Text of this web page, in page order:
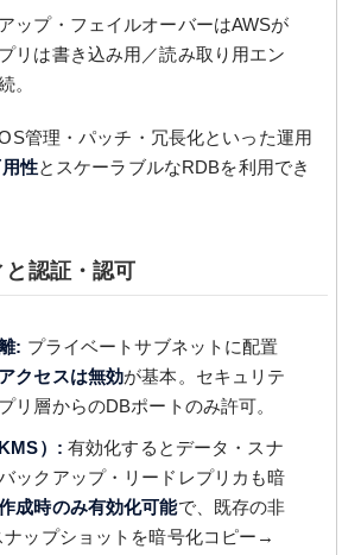
ップ・フェイルオーバーはAWSが
リは書き込み用／読み取り用エン
。
管理・パッチ・冗長化といった運用
性とスケーラブルなRDBを利用でき
認証・認可
: プライベートサブネットに配置
クセスは無効が基本。セキュリテ
リ層からのDBポートのみ許可。
）: 有効化するとデータ・スナ
ックアップ・リードレプリカも暗
成時のみ有効化可能で、既存の非
ップショットを暗号化コピー→